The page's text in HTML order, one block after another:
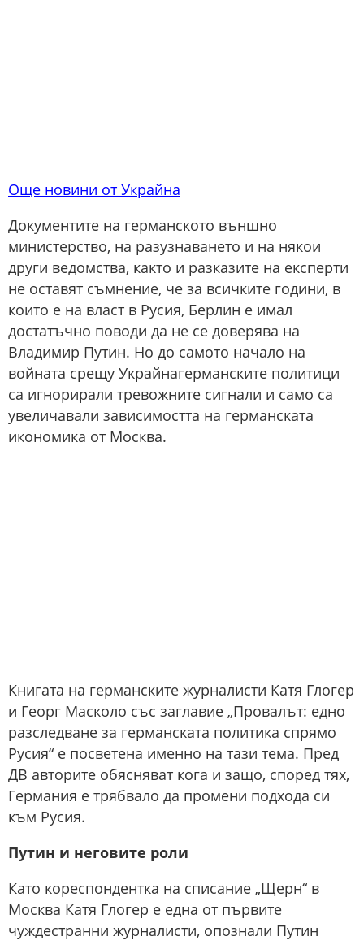
Още новини от Украйна
Документите на германското външно
министерство, на разузнаването и на някои
други ведомства, както и разказите на експерти
не оставят съмнение, че за всичките години, в
които е на власт в Русия, Берлин е имал
достатъчно поводи да не се доверява на
Владимир Путин. Но до самото начало на
войната срещу Украйнагерманските политици
са игнорирали тревожните сигнали и само са
увеличавали зависимостта на германската
икономика от Москва.
Книгата на германските журналисти Катя Глогер
и Георг Масколо със заглавие „Провалът: едно
разследване за германската политика спрямо
Русия“ е посветена именно на тази тема. Пред
ДВ авторите обясняват кога и защо, според тях,
Германия е трябвало да промени подхода си
към Русия.
Путин и неговите роли
Като кореспондентка на списание „Щерн“ в
Москва Катя Глогер е една от първите
чуждестранни журналисти, опознали Путин